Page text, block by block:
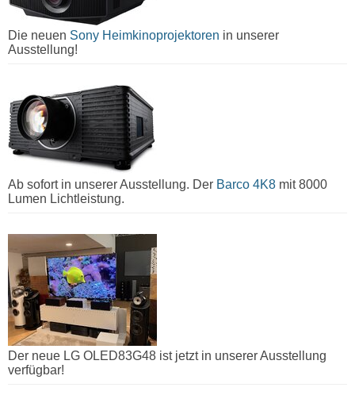
Die neuen Sony Heimkinoprojektoren in unserer
Ausstellung!
Ab sofort in unserer Ausstellung. Der Barco 4K8 mit 8000
Lumen Lichtleistung.
Der neue LG OLED83G48 ist jetzt in unserer Ausstellung
verfügbar!